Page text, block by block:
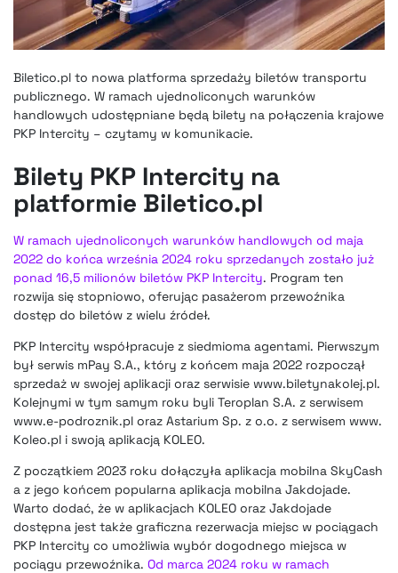
Biletico.pl to nowa platforma sprzedaży biletów transportu
publicznego. W ramach ujednoliconych warunków
handlowych udostępniane będą bilety na połączenia krajowe
PKP Intercity – czytamy w komunikacie.
Bilety PKP Intercity na
platformie Biletico.pl
W ramach ujednoliconych warunków handlowych od maja
2022 do końca września 2024 roku sprzedanych zostało już
ponad 16,5 milionów biletów PKP Intercity. Program ten
rozwija się stopniowo, oferując pasażerom przewoźnika
dostęp do biletów z wielu źródeł.
PKP Intercity współpracuje z siedmioma agentami. Pierwszym
był serwis mPay S.A., który z końcem maja 2022 rozpoczął
sprzedaż w swojej aplikacji oraz serwisie www.biletynakolej.pl.
Kolejnymi w tym samym roku byli Teroplan S.A. z serwisem
www.e-podroznik.pl oraz Astarium Sp. z o.o. z serwisem www.
Koleo.pl i swoją aplikacją KOLEO.
Z początkiem 2023 roku dołączyła aplikacja mobilna SkyCash
a z jego końcem popularna aplikacja mobilna Jakdojade.
Warto dodać, że w aplikacjach KOLEO oraz Jakdojade
dostępna jest także graficzna rezerwacja miejsc w pociągach
PKP Intercity co umożliwia wybór dogodnego miejsca w
pociągu przewoźnika. Od marca 2024 roku w ramach